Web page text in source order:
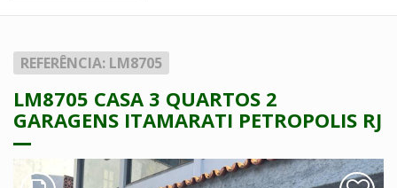
REFERÊNCIA: LM8705
LM8705 CASA 3 QUARTOS 2
GARAGENS ITAMARATI PETROPOLIS RJ